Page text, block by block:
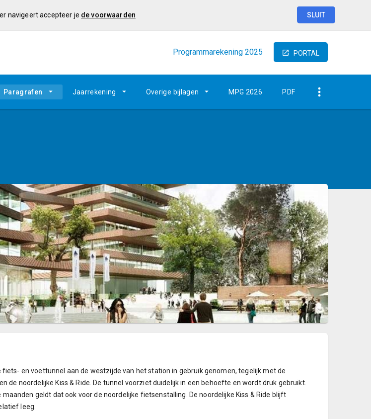
navigeert accepteer je de voorwaarden SLUIT
Programmarekening 2025 PORTAL
Paragrafen Jaarrekening Overige bijlagen MPG 2026 PDF
fiets- en voettunnel aan de westzijde van het station in gebruik genomen, tegelijk met de
de noordelijke Kiss & Ride. De tunnel voorziet duidelijk in een behoefte en wordt druk gebruikt.
maanden geldt dat ook voor de noordelijke fietsenstalling. De noordelijke Kiss & Ride blijft
leeg.